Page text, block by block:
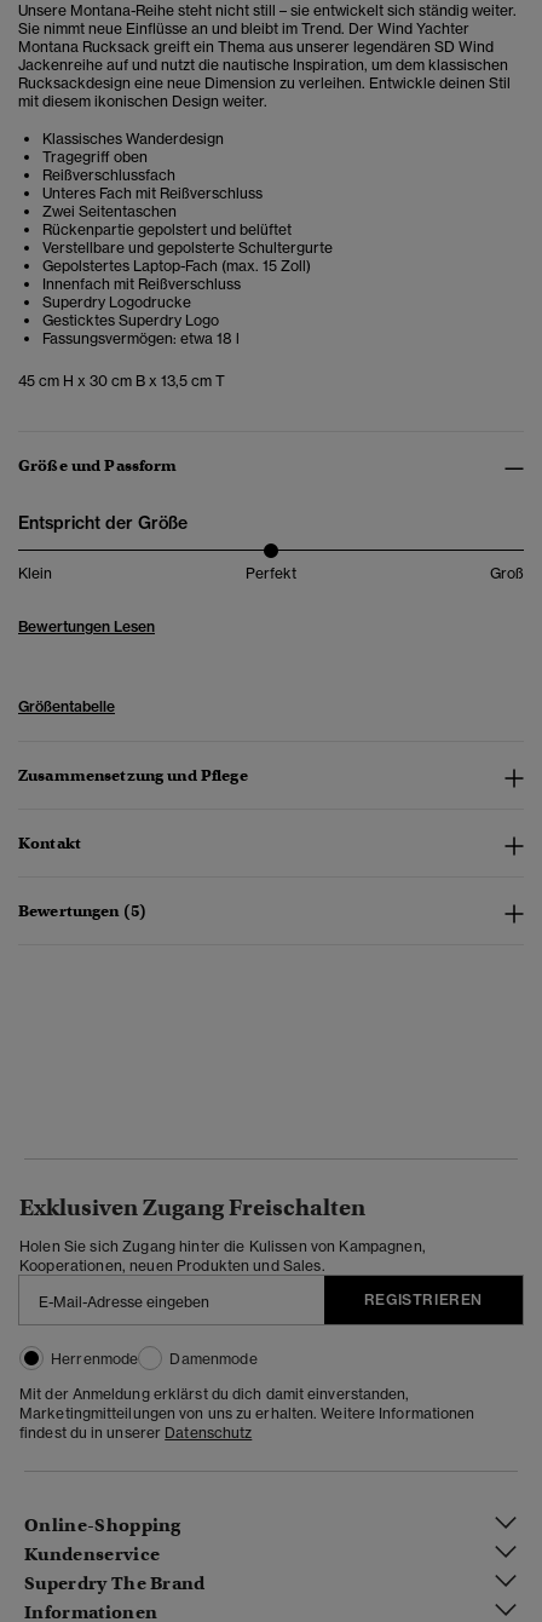
Unsere Montana-Reihe steht nicht still – sie entwickelt sich ständig weiter.
Sie nimmt neue Einflüsse an und bleibt im Trend. Der Wind Yachter
Montana Rucksack greift ein Thema aus unserer legendären SD Wind
Jackenreihe auf und nutzt die nautische Inspiration, um dem klassischen
Rucksackdesign eine neue Dimension zu verleihen. Entwickle deinen Stil
mit diesem ikonischen Design weiter.
Klassisches Wanderdesign
Tragegriff oben
Reißverschlussfach
Unteres Fach mit Reißverschluss
Zwei Seitentaschen
Rückenpartie gepolstert und belüftet
Verstellbare und gepolsterte Schultergurte
Gepolstertes Laptop-Fach (max. 15 Zoll)
Innenfach mit Reißverschluss
Superdry Logodrucke
Gesticktes Superdry Logo
Fassungsvermögen: etwa 18 l
45 cm H x 30 cm B x 13,5 cm T
Größe und Passform
Entspricht der Größe
Klein Perfekt Groß
Bewertungen Lesen
Größentabelle
Zusammensetzung und Pflege
Kontakt
Bewertungen (5)
Exklusiven Zugang Freischalten
Holen Sie sich Zugang hinter die Kulissen von Kampagnen,
Kooperationen, neuen Produkten und Sales.
REGISTRIEREN
Herrenmode
Damenmode
Mit der Anmeldung erklärst du dich damit einverstanden,
Marketingmitteilungen von uns zu erhalten. Weitere Informationen
findest du in unserer Datenschutz
Online-Shopping
Kundenservice
Superdry The Brand
Informationen